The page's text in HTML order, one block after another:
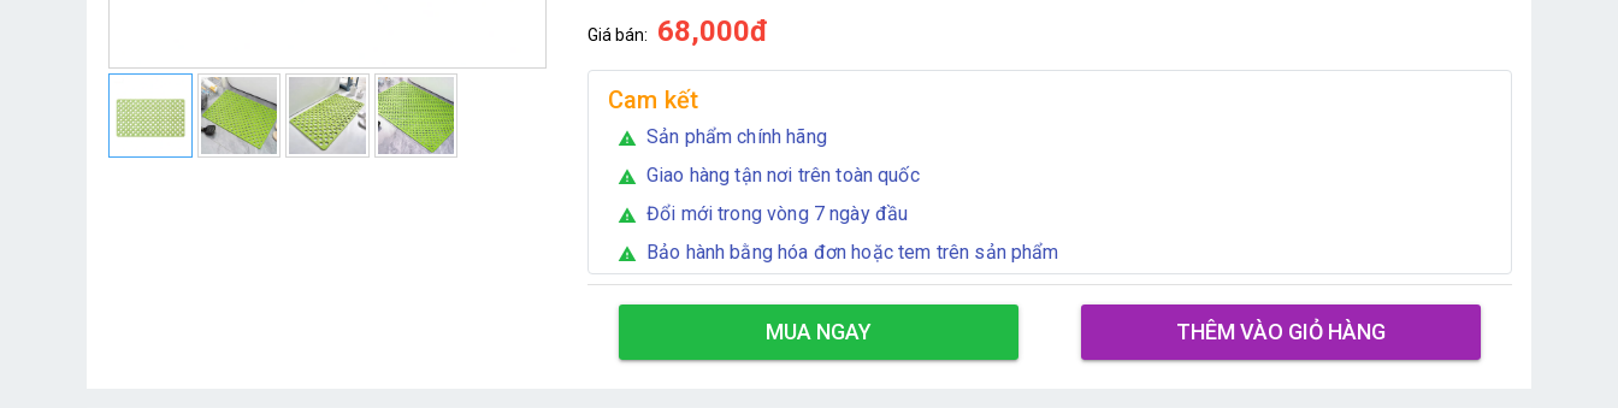
Giá bán: 68,000đ
Cam kết
warning Sản phẩm chính hãng
warning Giao hàng tận nơi trên toàn quốc
warning Đổi mới trong vòng 7 ngày đầu
warning Bảo hành bằng hóa đơn hoặc tem trên sản phẩm
MUA NGAY THÊM VÀO GIỎ HÀNG